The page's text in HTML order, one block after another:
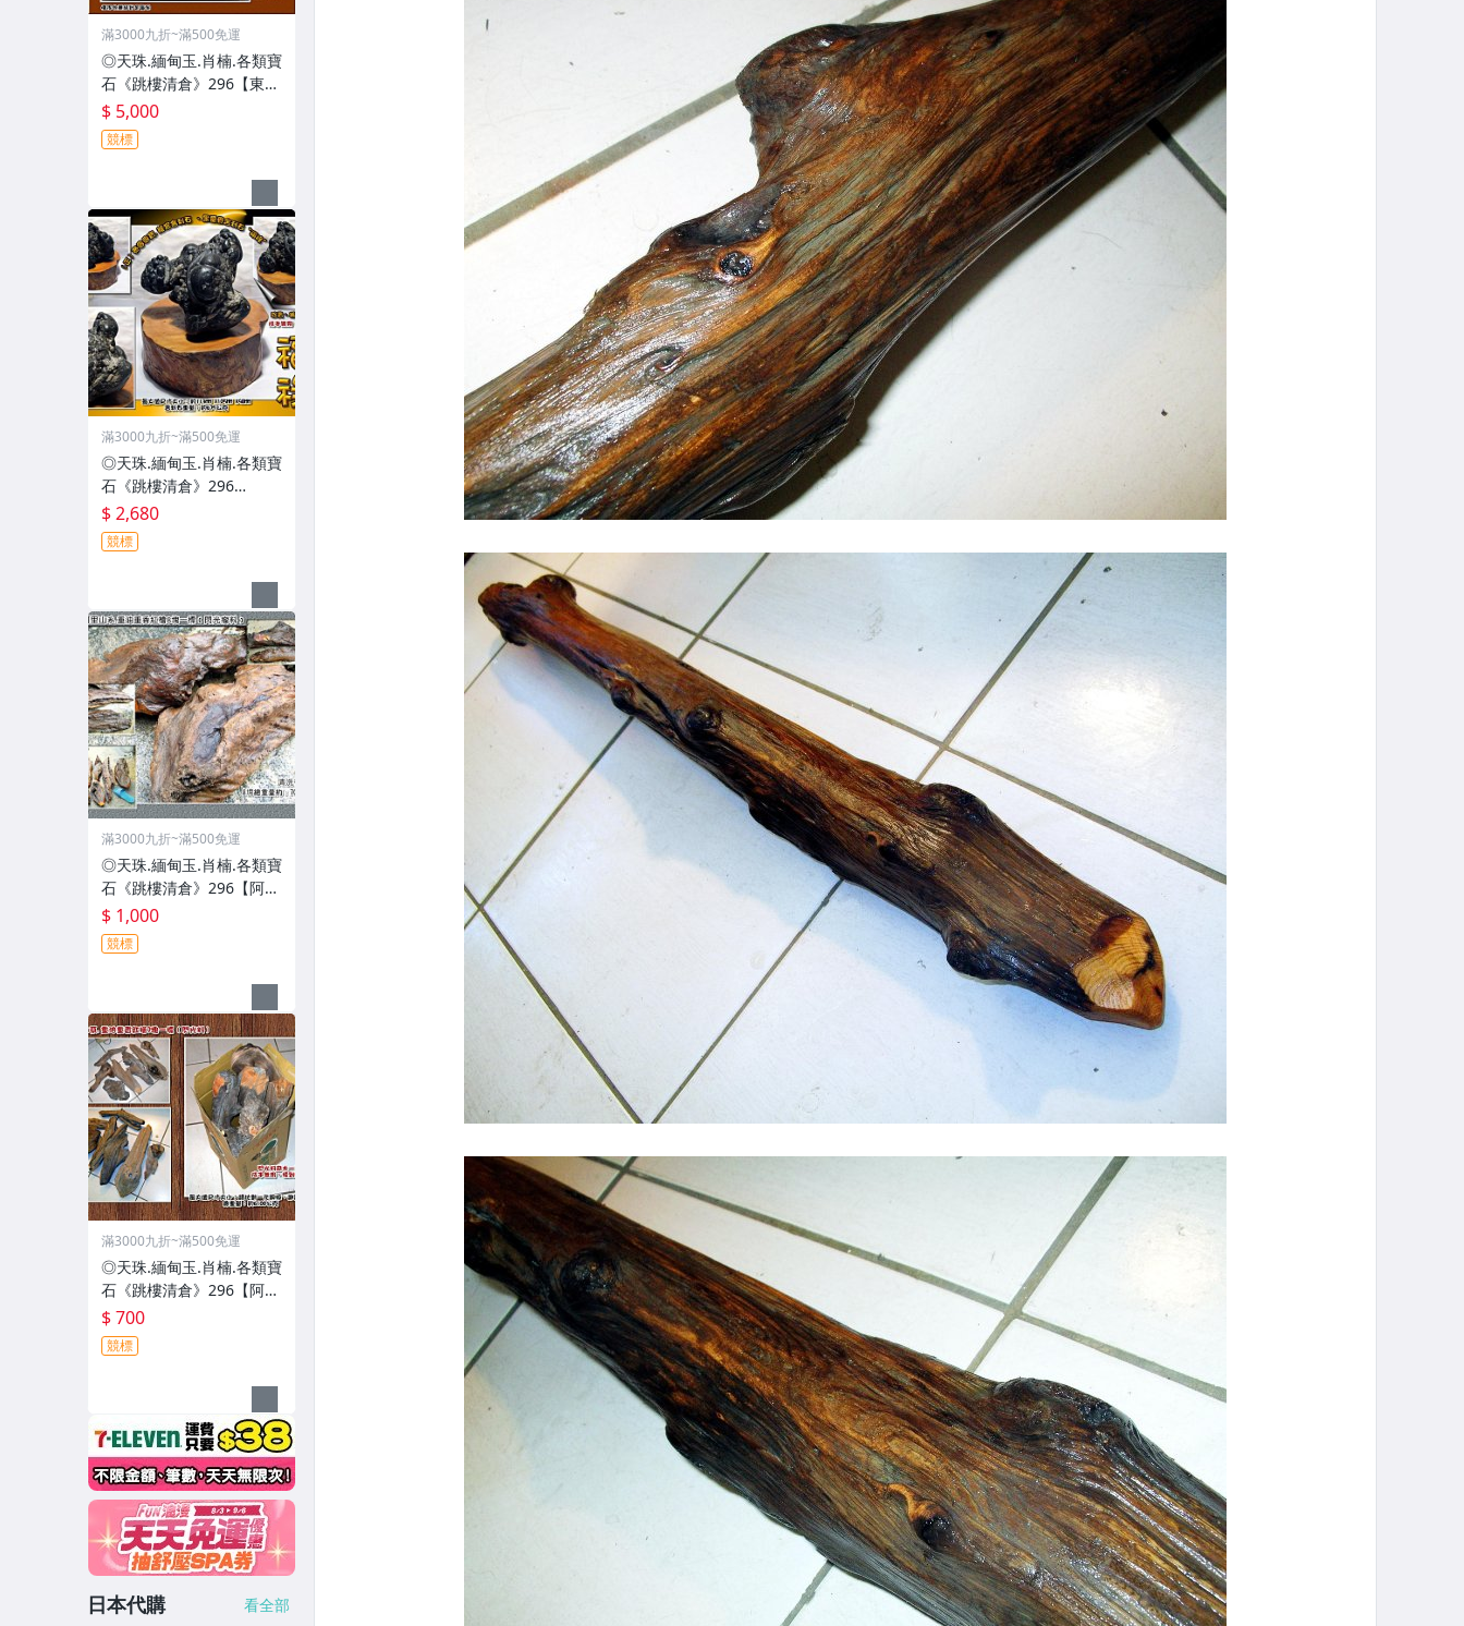
滿3000九折~滿500免運
◎天珠.緬甸玉.肖楠.各類寶
石《跳樓清倉》296【東南
亞柚木瘤.招財寶瓶﹝入水
急沉.沉到底﹞】
$ 5,000
競標
滿3000九折~滿500免運
◎天珠.緬甸玉.肖楠.各類寶
石《跳樓清倉》296
【﹝正﹞泰國國寶.龍宮舍
利石 ﹝黑靈骨舍利石〝福
祿〞﹞】
$ 2,680
競標
滿3000九折~滿500免運
◎天珠.緬甸玉.肖楠.各類寶
石《跳樓清倉》296【阿里
山系.重油重香紅檜8塊一標
﹝閃光瘤料﹞】
$ 1,000
競標
滿3000九折~滿500免運
◎天珠.緬甸玉.肖楠.各類寶
石《跳樓清倉》296【阿里
山系.重油重香紅檜7塊一標
﹝閃光料﹞】
$ 700
競標
日本代購 看全部